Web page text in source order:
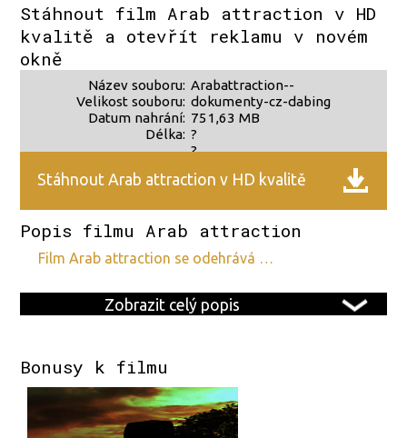
Stáhnout film Arab attraction v HD
kvalitě a otevřít reklamu v novém
okně
Název souboru:
Velikost souboru:
Datum nahrání:
Délka:
Arabattraction--
dokumenty-cz-dabing
751,63 MB
?
?
Stáhnout Arab attraction v HD kvalitě
Popis filmu Arab attraction
film Arab attraction se odehrává …
Zobrazit celý popis
Bonusy k filmu